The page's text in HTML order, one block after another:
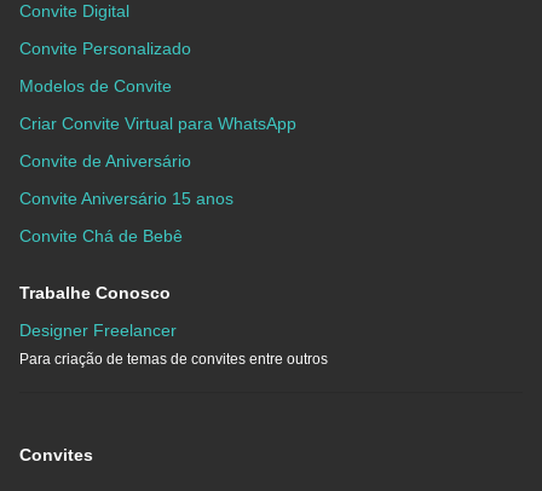
Convite Digital
Convite Personalizado
Modelos de Convite
Criar Convite Virtual para WhatsApp
Convite de Aniversário
Convite Aniversário 15 anos
Convite Chá de Bebê
Trabalhe Conosco
Designer Freelancer
Para criação de temas de convites entre outros
Convites